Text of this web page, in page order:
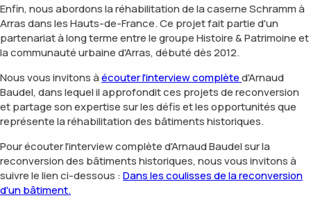
Enfin, nous abordons la réhabilitation de la caserne Schramm à
Arras dans les Hauts-de-France. Ce projet fait partie d'un
partenariat à long terme entre le groupe Histoire & Patrimoine et
la communauté urbaine d'Arras, débuté dès 2012.
Nous vous invitons àécouter l'interview complèted'Arnaud
Baudel, dans lequel il approfondit ces projets de reconversion
et partage son expertise sur les défis et les opportunités que
représente la réhabilitation des bâtiments historiques.
Pour écouter l'interview complète d'Arnaud Baudel sur la
reconversion des bâtiments historiques, nous vous invitons à
suivre le lien ci-dessous :Dans les coulisses de la reconversion
d'un bâtiment.